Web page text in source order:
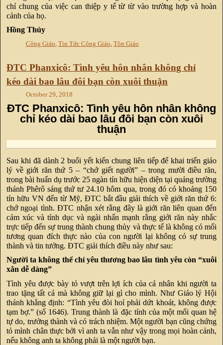
chí chung của việc can thiệp y tế từ từ vào trường hợp và hoàn
cảnh của họ.
Hồng Thủy
Công Giáo Tin Tức Công Giáo Tôn Giáo
ĐTC Phanxicô: Tình yêu hôn nhân không chỉ
kéo dài bao lâu đôi bạn còn xuôi thuận
October 29, 2018
ĐTC Phanxicô: Tình yêu hôn nhân không
chỉ kéo dài bao lâu đôi bạn còn xuôi
thuận
Sau khi đã dành 2 buổi yết kiến chung liên tiếp để khai triển giáo
lý về giới răn thứ 5 – “chớ giết người” – trong mười điều răn,
trong bài huấn dụ trước 25 ngàn tín hữu hiện diện tại quảng trường
thánh Phêrô sáng thứ tư 24.10 hôm qua, trong đó có khoảng 150
tín hữu VN đến từ Mỹ, ĐTC bắt đầu giải thích về giới răn thứ 6:
chớ ngoại tình. ĐTC nhận xét rằng đây là giới răn liên quan đến
cảm xúc và tính dục và ngài nhấn mạnh rằng giới răn này nhắc
trực tiếp đến sự trung thành chung thủy và thực tế là không có mối
tương quan đích thực nào của con người lại không có sự trung
thành và tin tưởng. ĐTC giải thích điều này như sau:
Người ta không thể chỉ yêu thương bao lâu tình yêu còn “xuôi
xắn dễ dàng”
Tình yêu được bày tỏ vượt trên lợi ích của cá nhân khi người ta
trao tặng tất cả mà không giữ lại gì cho mình. Như Giáo lý Hội
thánh khẳng định: “Tình yêu đòi hoỉ phải dứt khoát, không được
tạm bợ.” (số 1646). Trung thành là đặc tính của một mối quan hệ
tự do, trưởng thành và có trách nhiệm. Một người bạn cũng chứng
tỏ mình chân thực bởi vì anh ta vẫn như vậy trong mọi hoàn cảnh,
nếu không anh ta không phải là một người bạn.